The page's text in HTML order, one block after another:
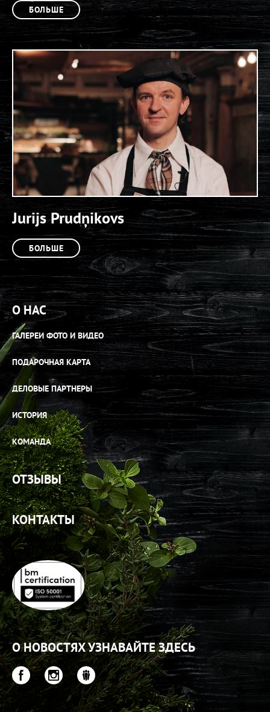
БОЛЬШЕ
Jurijs Prudņikovs
БОЛЬШЕ
О НАС
ГАЛЕРЕИ ФОТО И ВИДЕО
ПОДАРОЧНАЯ КАРТА
ДЕЛОВЫЕ ПАРТНЕРЫ
ИСТОРИЯ
КОМАНДА
ОТЗЫВЫ
КОНТАКТЫ
О НОВОСТЯХ УЗНАВАЙТЕ ЗДЕСЬ